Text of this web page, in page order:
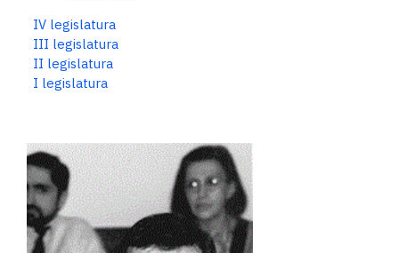
IV legislatura
III legislatura
II legislatura
I legislatura